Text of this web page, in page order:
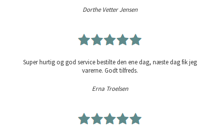
Dorthe Vetter Jensen
Super hurtig og god service bestilte den ene dag, næste dag fik jeg
varerne. Godt tilfreds.
Erna Troelsen